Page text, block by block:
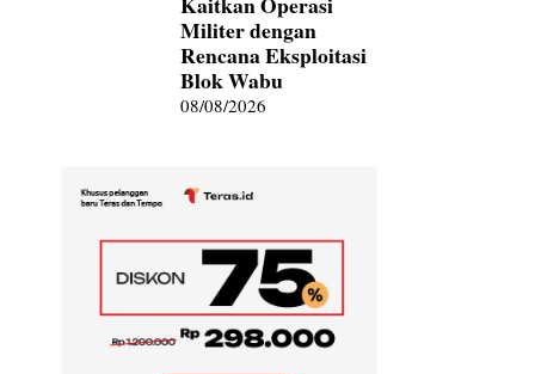
Militer dengan
Rencana Eksploitasi
Blok Wabu
08/08/2026